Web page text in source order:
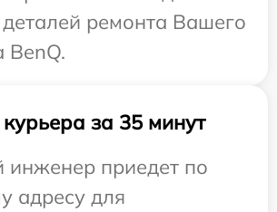
ремонта Вашего
BenQ.
за 35 минут
инженер приедет по
адресу для